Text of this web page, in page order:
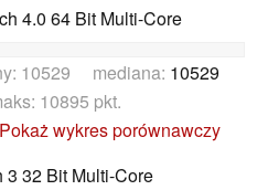
4.0 64 Bit Multi-Core
10529 mediana: 10529
10895 pkt.
Pokaż wykres porównawczy
3 32 Bit Multi-Core